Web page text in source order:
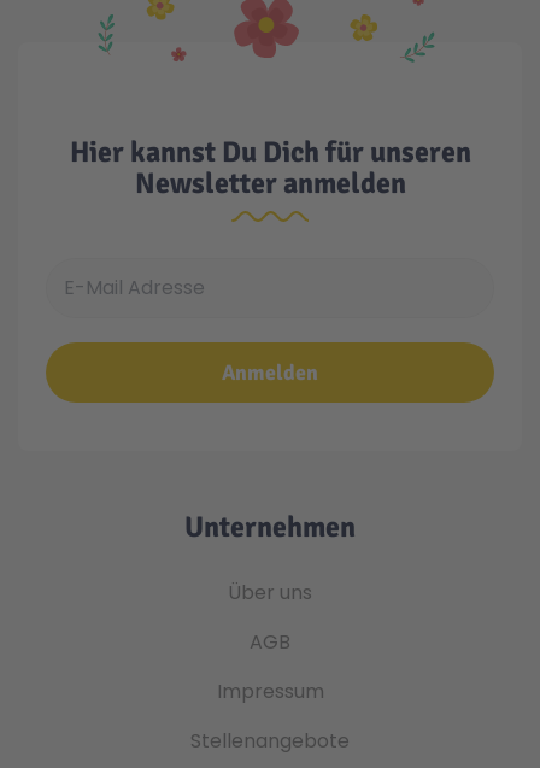
Hier kannst Du Dich für unseren
Newsletter anmelden
Anmelden
Unternehmen
Über uns
AGB
Impressum
Stellenangebote